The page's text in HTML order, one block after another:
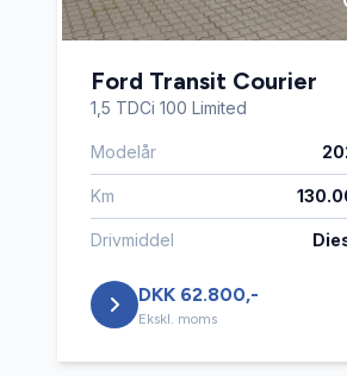
Ford Transit Courier
1,5 TDCi 100 Limited
Modelår
Km
Drivmiddel
DKK 62.800,-
Ekskl. moms